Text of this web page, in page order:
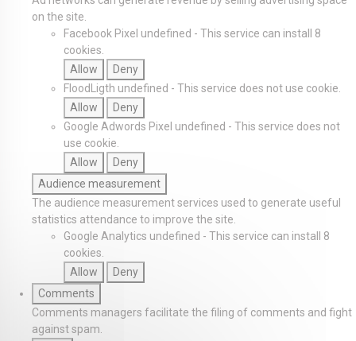
on the site.
Facebook Pixel undefined - This service can install 8
cookies.
Allow
Deny
FloodLigth undefined - This service does not use cookie.
Allow
Deny
Google Adwords Pixel undefined - This service does not
use cookie.
Allow
Deny
Audience measurement
The audience measurement services used to generate useful
statistics attendance to improve the site.
Google Analytics undefined - This service can install 8
cookies.
Allow
Deny
Comments
Comments managers facilitate the filing of comments and fight
against spam.